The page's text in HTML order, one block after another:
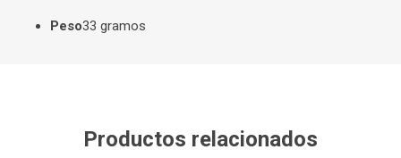
Peso33 gramos
Productos relacionados